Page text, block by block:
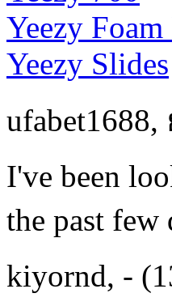
Yeezy
Yeezy Slides
ufabet1688,
I've been
the past few
kiyornd, -